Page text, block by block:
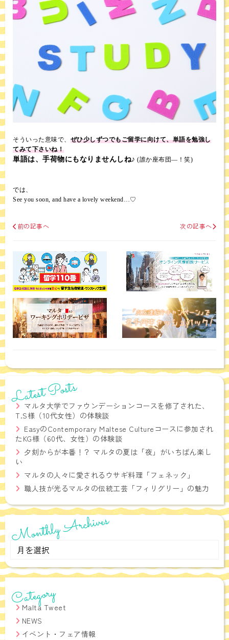
そういった意味で、 ぜひ少しずつでもご留学に向けて、単語を勉強し
てみて下さいね！
単語は、手荷物にもなりませんしね♪ (誰か座布団―！笑)
では、
See you soon, and have a lovely weekend…♡
前の記事へ 次の記事へ
Latest Posts
マルタ大学でファウンデーションコースを修了された、
T.S様（10代女性）の体験談
EasyのContemporary Maltese Cultureコースに参加され
たKG様（60代、女性）の体験談
夕刻からが本番！？ マルタの夏は「夜」がいちばん楽し
い
マルタの人々に愛されるウサギ料理「フェネック」
職人技が光るマルタの伝統工芸「フィリグリー」の魅力
Monthly Archives
Monthly
Archives
Category
Malta Tweet
NEWS
イベント・フェア情報